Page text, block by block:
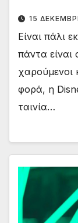
15
Είναι πάλι
πάντα είναι
χαρούμενοι
φορά, η
ταινία…